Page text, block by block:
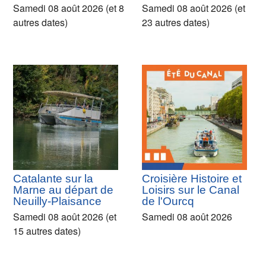
Samedi 08 août 2026 (et 8
autres dates)
Samedi 08 août 2026 (et
23 autres dates)
Catalante sur la
Marne au départ de
Neuilly-Plaisance
Samedi 08 août 2026 (et
15 autres dates)
Croisière Histoire et
Loisirs sur le Canal
de l'Ourcq
Samedi 08 août 2026